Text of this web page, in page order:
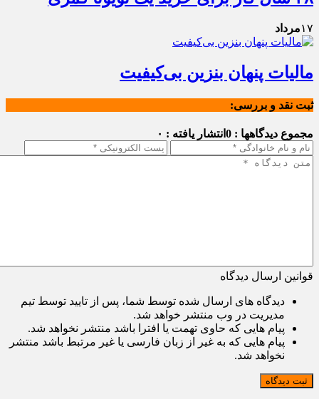
۱۷مرداد
مالیات پنهان بنزین بی‌کیفیت
ثبت نقد و بررسی:
مجموع دیدگاهها : 0 انتشار یافته : ۰
قوانین ارسال دیدگاه
دیدگاه های ارسال شده توسط شما، پس از تایید توسط تیم
مدیریت در وب منتشر خواهد شد.
پیام هایی که حاوی تهمت یا افترا باشد منتشر نخواهد شد.
پیام هایی که به غیر از زبان فارسی یا غیر مرتبط باشد منتشر
نخواهد شد.
ثبت دیدگاه